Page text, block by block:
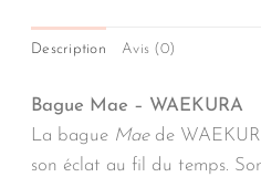
Description Avis (0)
Bague Mae – WAEKURA
La bague Maede
son éclat au fil du temps.